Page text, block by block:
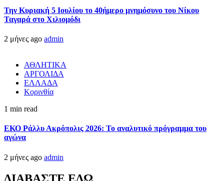
Την Κυριακή 5 Ιουλίου το 40ήμερο μνημόσυνο του Νίκου
Ταγαρά στο Χιλιομόδι
2 μήνες ago admin
ΑΘΛΗΤΙΚΑ
ΑΡΓΟΛΙΔΑ
ΕΛΛΑΔΑ
Κορινθία
1 min read
ΕΚΟ Ράλλυ Ακρόπολις 2026: Το αναλυτικό πρόγραμμα του
αγώνα
2 μήνες ago admin
ΔΙΑΒΑΣΤΕ ΕΔΩ